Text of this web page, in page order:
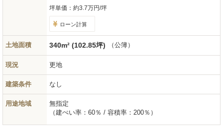
坪単価： 約3.7万円/坪
ローン計算
土地面積 340m² (102.85坪) （公簿）
現況 更地
建築条件 なし
用途地域
無指定
（建ぺい率：60％ / 容積率：200％）